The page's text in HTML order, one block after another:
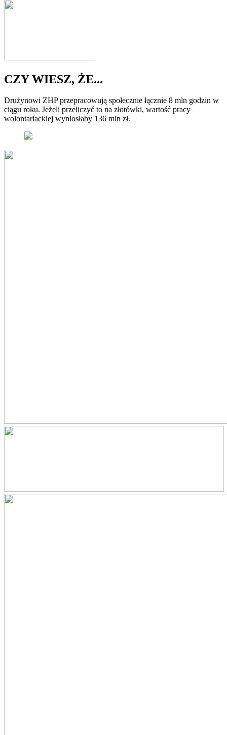
CZY WIESZ, ŻE...
Drużynowi ZHP przepracowują społecznie łącznie 8 mln godzin w
ciągu roku. Jeżeli przeliczyć to na złotówki, wartość pracy
wolontariackiej wyniosłaby 136 mln zł.